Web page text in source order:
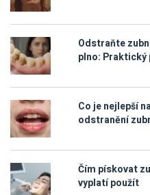
Odstraňte
plno: Praktický
Co je nejlepší
odstranění
Čím pískovat
vyplatí použít